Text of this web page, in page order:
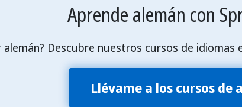
Aprende alemán con
alemán? Descubre nuestros cursos de
Llévame a los cursos de